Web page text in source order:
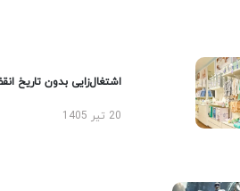
اشتغال‌زایی بدون تاریخ انقضا
20 تیر 1405